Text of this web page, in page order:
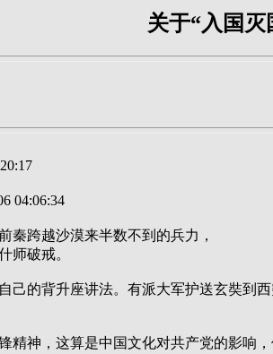
关于“入国
04:06:34
秦跨越沙漠来半数不到的兵力，
师破戒。
己的背升座讲法。有派大军护送玄奘到
精神，这算是中国文化对共产党的影响